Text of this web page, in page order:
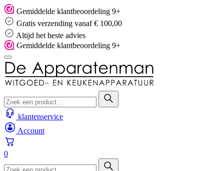
Skip
to
content
Gemiddelde klantbeoordeling 9+
Gratis verzending vanaf € 100,00
Altijd het beste advies
Gemiddelde klantbeoordeling 9+
klantenservice
Account
0